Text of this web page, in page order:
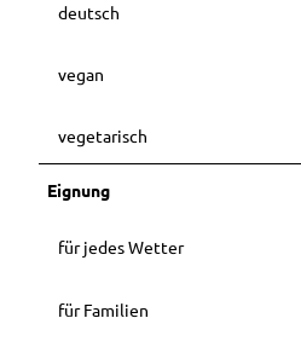
deutsch
vegan
vegetarisch
Eignung
für jedes Wetter
für Familien